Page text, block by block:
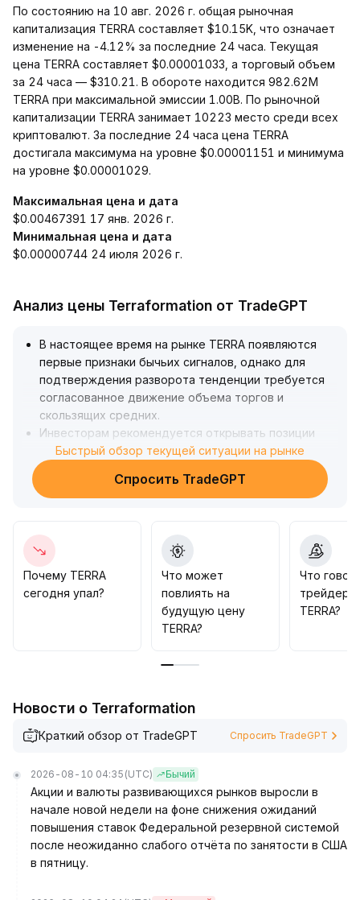
По состоянию на 10 авг. 2026 г. общая рыночная
капитализация TERRA составляет $10.15K, что означает
изменение на -4.12% за последние 24 часа. Текущая
цена TERRA составляет $0.00001033, а торговый объем
за 24 часа — $310.21. В обороте находится 982.62M
TERRA при максимальной эмиссии 1.00B. По рыночной
капитализации TERRA занимает 10223 место среди всех
криптовалют. За последние 24 часа цена TERRA
достигала максимума на уровне $0.00001151 и минимума
на уровне $0.00001029.
Максимальная цена и дата
$0.00467391 17 янв. 2026 г.
Минимальная цена и дата
$0.00000744 24 июля 2026 г.
Анализ цены Terraformation от TradeGPT
В настоящее время на рынке TERRA появляются
первые признаки бычьих сигналов, однако для
подтверждения разворота тенденции требуется
согласованное движение объема торгов и
скользящих средних.
Инвесторам рекомендуется открывать позиции
только при уверенном пробое цены,
сопровождающемся увеличением объема,
распределяя покупки частями и не увеличивая
и отскоку в диапазоне 1
10–1
35.
Если приток капитала не улучшится существенно,
существует риск отката после ложного пробоя.
Необходимо строго ограничивать убытки,
Быстрый обзор текущей ситуации на рынке
Спросить TradeGPT
Почему TERRA
сегодня упал?
Что может
повлиять на
будущую цену
TERRA?
Что
трейдеры
TERRA?
Новости о Terraformation
Краткий обзор от TradeGPT Спросить TradeGPT
2026-08-10 04:35 (UTC) Бычий
Акции и валюты развивающихся рынков выросли в
начале новой недели на фоне снижения ожиданий
повышения ставок Федеральной резервной системой
после неожиданно слабого отчёта по занятости в США
в пятницу.